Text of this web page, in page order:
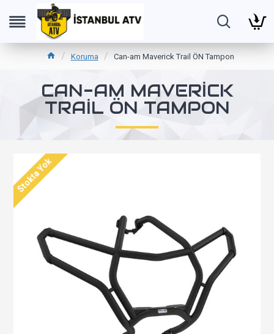
Koruma Can-am Maverick Trail ÖN Tampon
CAN-AM MAVERICK
TRAIL ÖN TAMPON
Stokta Yok